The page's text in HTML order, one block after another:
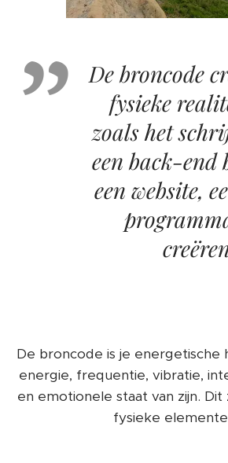
De broncode
fysieke
zoals het
een back-end
een website,
De broncode is je energetische
energie, frequentie, vibratie,
en emotionele staat van zijn. Dit
fysieke